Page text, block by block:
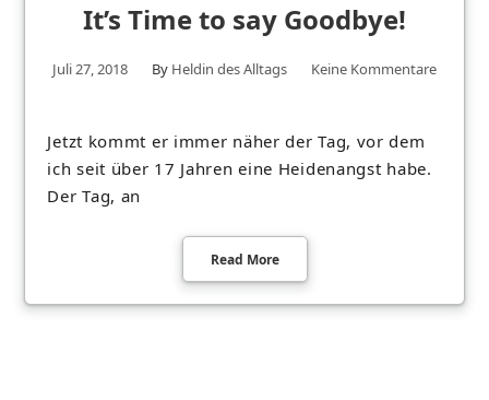
It’s Time to say Goodbye!
Juli 27, 2018 By Heldin des Alltags Keine Kommentare
Jetzt kommt er immer näher der Tag, vor dem
ich seit über 17 Jahren eine Heidenangst habe.
Der Tag, an
Read More